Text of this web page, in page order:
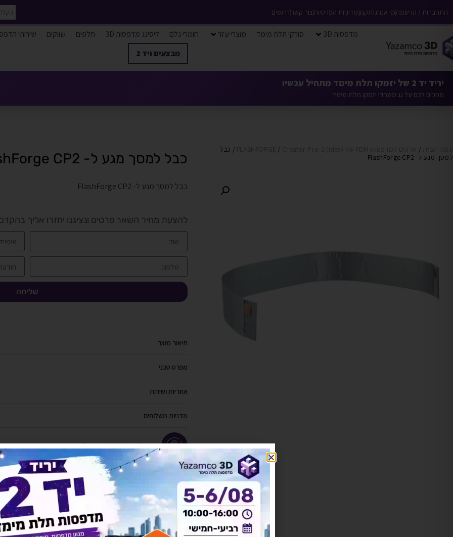
התחברות / הרשמהמי אנחנותקנוןמדיניות הפרטיות צור קשרדרושים
מדפסות 3D סורקי תלת מימד מוצרי עזר חומרי גלם ליסינג מדפסות 3D חלפים שווקים
שירותי
מבצעים ויד 2
יריד יד 2 של יזמקו תלת מימד מתחיל עכשיו
מחכים לכם על גג משרדי יזמקו תלת מימד
/
/
/ כבל
למסך מגע ל- FlashForge CP2
כבל למסך מגע ל- FlashForge CP2
כבל למסך מגע ל- FlashForge CP2
להצעת מחיר השאר פרטים ונציגנו יחזרו אליך בהקדם
שליחה
תיאור מוצר
מפרט טכני
אחריות ושירות
מדניות משלוחים
יש לך שאלה על המוצר?
לחץ כאן ונציגנו יחזרו אליך בהקדם!